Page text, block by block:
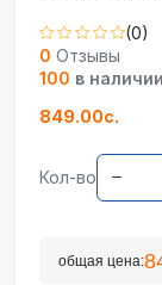
(0)
0 Отзывы
100 в наличии
849.00с.
Кол-во
общая цена: